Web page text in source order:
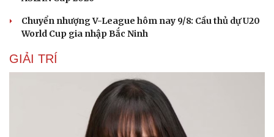
Chuyển nhượng V-League hôm nay 9/8: Cầu thủ dự U20
World Cup gia nhập Bắc Ninh
GIẢI TRÍ